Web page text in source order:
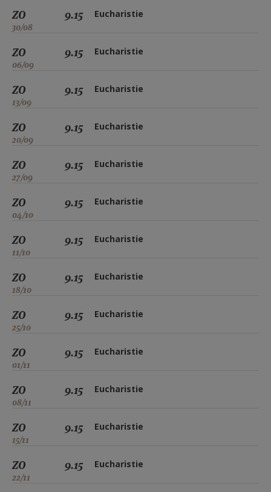
ZO
30/08
9.15 Eucharistie
ZO
06/09
9.15 Eucharistie
ZO
13/09
9.15 Eucharistie
ZO
20/09
9.15 Eucharistie
ZO
27/09
9.15 Eucharistie
ZO
04/10
9.15 Eucharistie
ZO
11/10
9.15 Eucharistie
ZO
18/10
9.15 Eucharistie
ZO
25/10
9.15 Eucharistie
ZO
01/11
9.15 Eucharistie
ZO
08/11
9.15 Eucharistie
ZO
15/11
9.15 Eucharistie
ZO
22/11
9.15 Eucharistie